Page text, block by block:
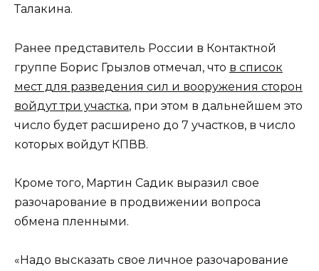
Талакина.
Ранее представитель России в Контактной
группе Борис Грызлов отмечал, что в список
мест для разведения сил и вооружения сторон
войдут три участка, при этом в дальнейшем это
число будет расширено до 7 участков, в число
которых войдут КПВВ.
Кроме того, Мартин Садик выразил свое
разочарование в продвижении вопроса
обмена пленными.
«Надо высказать свое личное разочарование